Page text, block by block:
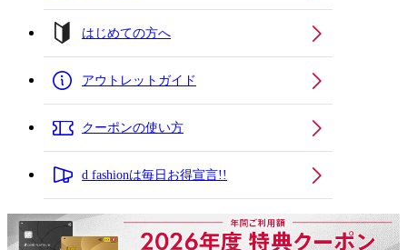
はじめての方へ
アウトレットガイド
クーポンの使い方
d fashionは毎日お得宣言!!